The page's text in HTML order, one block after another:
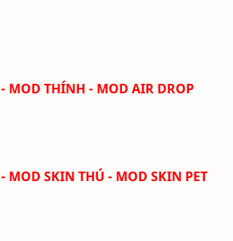
- MOD THÍNH - MOD AIR DROP
- MOD SKIN THÚ - MOD SKIN PET